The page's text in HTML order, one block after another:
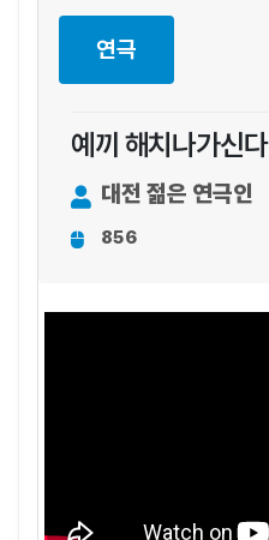
연극
예끼 해치나가신다
대전 젊은 연극인
856